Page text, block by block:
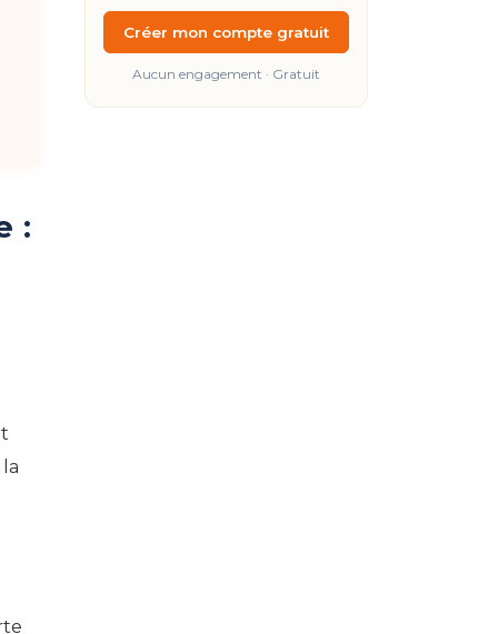
:
Créer mon compte gratuit
Aucun engagement · Gratuit